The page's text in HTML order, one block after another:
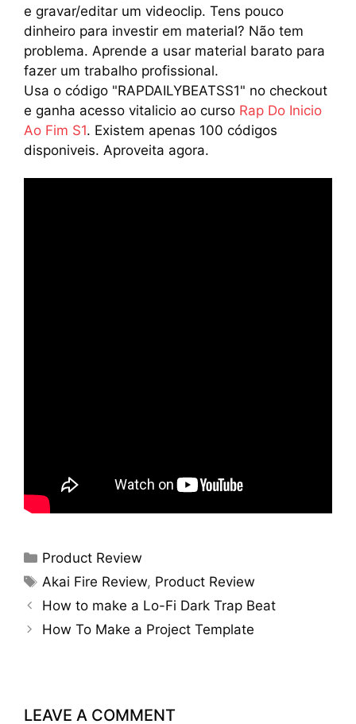
e gravar/editar um videoclip. Tens pouco
dinheiro para investir em material? Não tem
problema. Aprende a usar material barato para
fazer um trabalho profissional.
Usa o código "RAPDAILYBEATSS1" no checkout
e ganha acesso vitalicio ao curso Rap Do Inicio
Ao Fim S1. Existem apenas 100 códigos
disponiveis. Aproveita agora.
Categories
Product Review
Tags
Akai Fire Review, Product Review
How to make a Lo-Fi Dark Trap Beat
How To Make a Project Template
LEAVE A COMMENT